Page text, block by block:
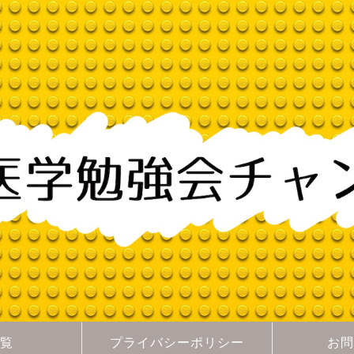
プライバシーポリシー お